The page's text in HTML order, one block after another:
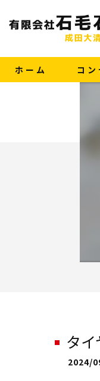
ホーム コン
タ
2024/